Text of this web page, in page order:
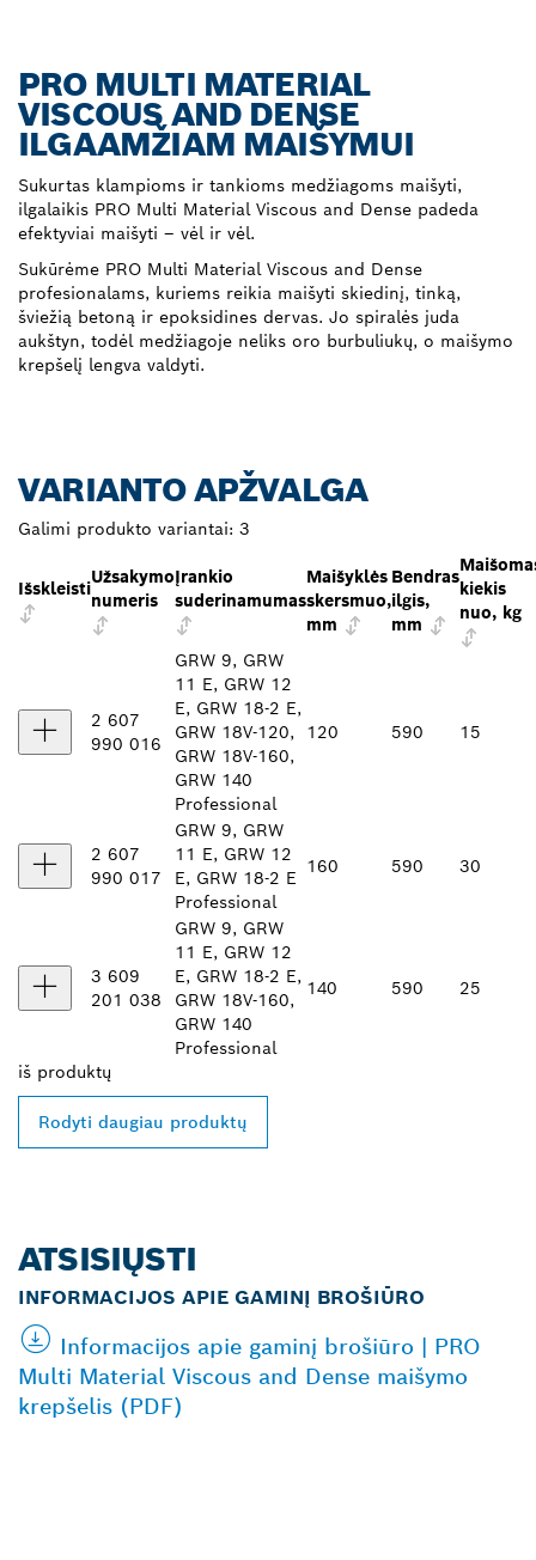
PRO MULTI MATERIAL
VISCOUS AND DENSE
ILGAAMŽIAM MAIŠYMUI
Sukurtas klampioms ir tankioms medžiagoms maišyti,
ilgalaikis PRO Multi Material Viscous and Dense padeda
efektyviai maišyti – vėl ir vėl.
Sukūrėme PRO Multi Material Viscous and Dense
profesionalams, kuriems reikia maišyti skiedinį, tinką,
šviežią betoną ir epoksidines dervas. Jo spiralės juda
aukštyn, todėl medžiagoje neliks oro burbuliukų, o maišymo
krepšelį lengva valdyti.
VARIANTO APŽVALGA
Galimi produkto variantai: 3
Išskleisti
Užsakymo
numeris
Įrankio
suderinamumas
Maišyklės
skersmuo,
mm
Bendras
ilgis,
mm
kiekis
nuo, kg
2 607
990 016
GRW 9, GRW
11 E, GRW 12
E, GRW 18-2 E,
GRW 18V-120,
GRW 18V-160,
GRW 140
Professional
120 590 15
2 607
990 017
GRW 9, GRW
11 E, GRW 12
E, GRW 18-2 E
Professional
160 590 30
3 609
201 038
GRW 9, GRW
11 E, GRW 12
E, GRW 18-2 E,
GRW 18V-160,
GRW 140
Professional
140 590 25
iš produktų
Rodyti daugiau produktų
ATSISIŲSTI
INFORMACIJOS APIE GAMINĮ BROŠIŪRO
Informacijos apie gaminį brošiūro | PRO
Multi Material Viscous and Dense maišymo
krepšelis (PDF)